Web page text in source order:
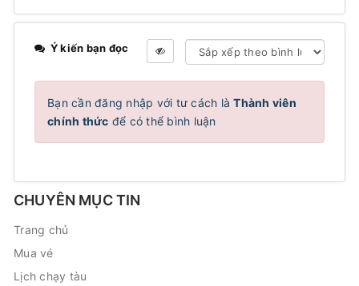
Ý kiến bạn đọc
Bạn cần đăng nhập với tư cách làThành viên
chính thức để có thể bình luận
CHUYÊN MỤC TIN
Trang chủ
Mua vé
Lịch chạy tàu